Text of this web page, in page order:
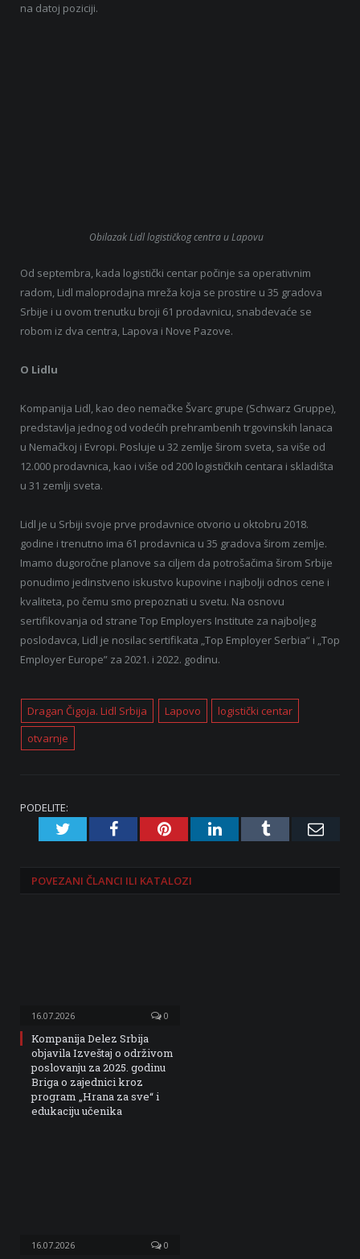
na datoj poziciji.
Obilazak Lidl logističkog centra u Lapovu
Od septembra, kada logistički centar počinje sa operativnim
radom, Lidl maloprodajna mreža koja se prostire u 35 gradova
Srbije i u ovom trenutku broji 61 prodavnicu, snabdevaće se
robom iz dva centra, Lapova i Nove Pazove.
O Lidlu
Kompanija Lidl, kao deo nemačke Švarc grupe (Schwarz Gruppe),
predstavlja jednog od vodećih prehrambenih trgovinskih lanaca
u Nemačkoj i Evropi. Posluje u 32 zemlje širom sveta, sa više od
12.000 prodavnica, kao i više od 200 logističkih centara i skladišta
u 31 zemlji sveta.
Lidl je u Srbiji svoje prve prodavnice otvorio u oktobru 2018.
godine i trenutno ima 61 prodavnica u 35 gradova širom zemlje.
Imamo dugoročne planove sa ciljem da potrošačima širom Srbije
ponudimo jedinstveno iskustvo kupovine i najbolji odnos cene i
kvaliteta, po čemu smo prepoznati u svetu. Na osnovu
sertifikovanja od strane Top Employers Institute za najboljeg
poslodavca, Lidl je nosilac sertifikata „Top Employer Serbia“ i „Top
Employer Europe” za 2021. i 2022. godinu.
Dragan Čigoja. Lidl Srbija Lapovo
logistički centar
otvarnje
PODELITE:
TwitterFacebookPinterestLinkedInTumblr
POVEZANI ČLANCI ILI KATALOZI
16.07.2026 0
Kompanija Delez Srbija
objavila Izveštaj o održivom
poslovanju za 2025. godinu
Briga o zajednici kroz
program „Hrana za sve“ i
edukaciju učenika
16.07.2026 0